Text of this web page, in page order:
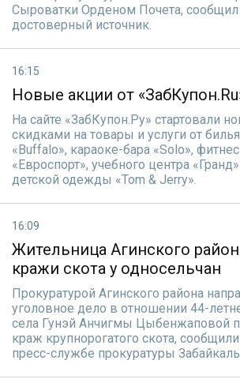
Сыроватки Орденом Почета, сообщил
достоверный источник.
16:15
Новые акции от
На сайте «ЗабКупон.Ру» стартовали
скидками на товары и услуги от
«Buffalo», караоке-бара «Solo»,
«Евроспорт», учебного центра
детской одежды «Tom & Jerry».
16:09
Жительница Агинского
кражи скота у односельчан
Прокуратурой Агинского района
уголовное дело в отношении 44-
села Гунэй Анчигмы Цыбенжаповой
краж крупнорогатого скота,
пресс-службе прокуратуры